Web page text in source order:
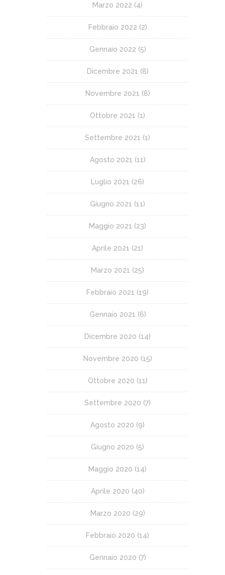
Marzo 2022 (4)
Febbraio 2022 (2)
Gennaio 2022 (5)
Dicembre 2021 (8)
Novembre 2021 (8)
Ottobre 2021 (1)
Settembre 2021 (1)
Agosto 2021 (11)
Luglio 2021 (26)
Giugno 2021 (11)
Maggio 2021 (23)
Aprile 2021 (21)
Marzo 2021 (25)
Febbraio 2021 (19)
Gennaio 2021 (6)
Dicembre 2020 (14)
Novembre 2020 (15)
Ottobre 2020 (11)
Settembre 2020 (7)
Agosto 2020 (9)
Giugno 2020 (5)
Maggio 2020 (14)
Aprile 2020 (40)
Marzo 2020 (29)
Febbraio 2020 (14)
Gennaio 2020 (7)